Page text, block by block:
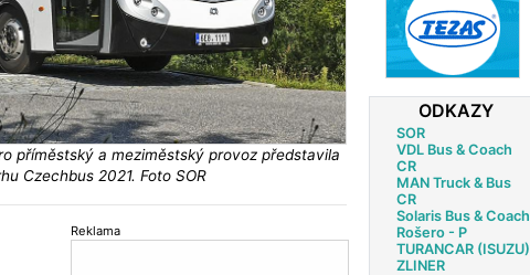
příměstský a meziměstský provoz představila
Czechbus 2021. Foto SOR
Reklama
ODKAZY
SOR
VDL Bus & Coach
CR
MAN Truck & Bus
CR
Solaris Bus & Coach
Rošero - P
TURANCAR (ISUZU)
ZLINER